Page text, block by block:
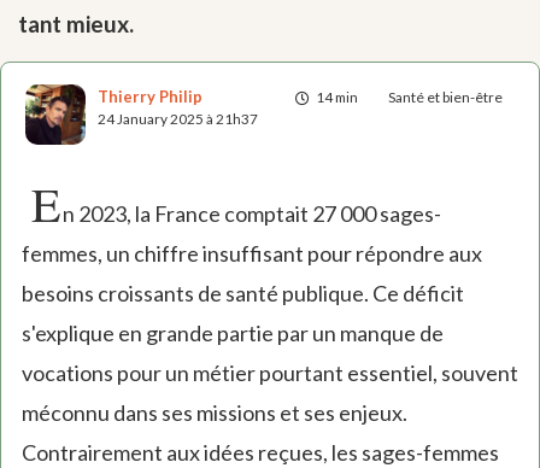
tant mieux.
14 min Santé et bien-être
Thierry Philip
24 January 2025 à 21h37
En 2023, la France comptait 27 000 sages-
femmes, un chiffre insuffisant pour répondre aux
besoins croissants de santé publique. Ce déficit
s'explique en grande partie par un manque de
vocations pour un métier pourtant essentiel, souvent
méconnu dans ses missions et ses enjeux.
Contrairement aux idées reçues, les sages-femmes